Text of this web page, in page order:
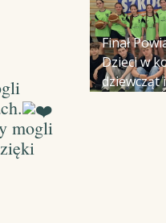
mogli
Finał
Dzieci w
dziewcząt